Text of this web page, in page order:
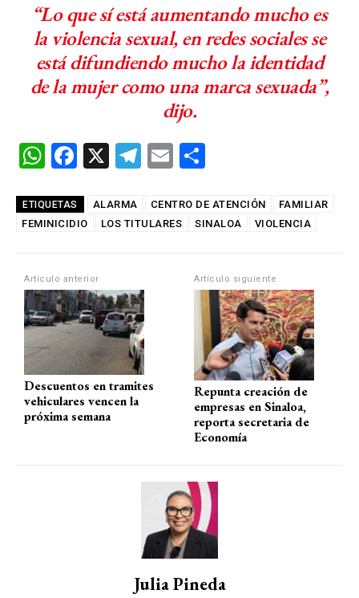
“Lo que sí está aumentando mucho es
la violencia sexual, en redes sociales se
está difundiendo mucho la identidad
de la mujer como una marca sexuada”,
dijo.
W
at
s
p
p
F
ce
b
o
k
X
T
e
gr
m
E
ail m
p
tir
ETIQUETAS ALARMA CENTRO DE ATENCIÓN
FAMILIAR
FEMINICIDIO
LOS TITULARES SINALOA VIOLENCIA
Artículo anterior
Descuentos en tramites
vehiculares vencen la
próxima semana
Artículo siguiente
Repunta creación de
empresas en Sinaloa,
reporta secretaria de
Economía
Julia Pineda